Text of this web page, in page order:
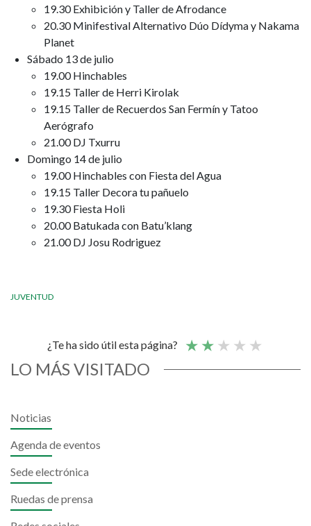
19.30 Exhibición y Taller de Afrodance
20.30 Minifestival Alternativo Dúo Dídyma y Nakama
Planet
Sábado 13 de julio
19.00 Hinchables
19.15 Taller de Herri Kirolak
19.15 Taller de Recuerdos San Fermín y Tatoo
Aerógrafo
21.00 DJ Txurru
Domingo 14 de julio
19.00 Hinchables con Fiesta del Agua
19.15 Taller Decora tu pañuelo
19.30 Fiesta Holi
20.00 Batukada con Batu’klang
21.00 DJ Josu Rodriguez
JUVENTUD
¿Te ha sido útil esta página?
LO MÁS VISITADO
Noticias
Agenda de eventos
Sede electrónica
Ruedas de prensa